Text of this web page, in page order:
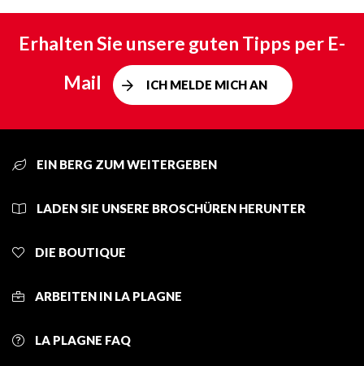
Erhalten Sie unsere guten Tipps per E-
Mail
ICH MELDE MICH AN
EIN BERG ZUM WEITERGEBEN
LADEN SIE UNSERE BROSCHÜREN HERUNTER
DIE BOUTIQUE
ARBEITEN IN LA PLAGNE
LA PLAGNE FAQ